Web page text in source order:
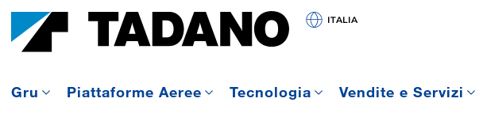
ITALIA
Gru Piattaforme Aeree Tecnologia Vendite e Servizi